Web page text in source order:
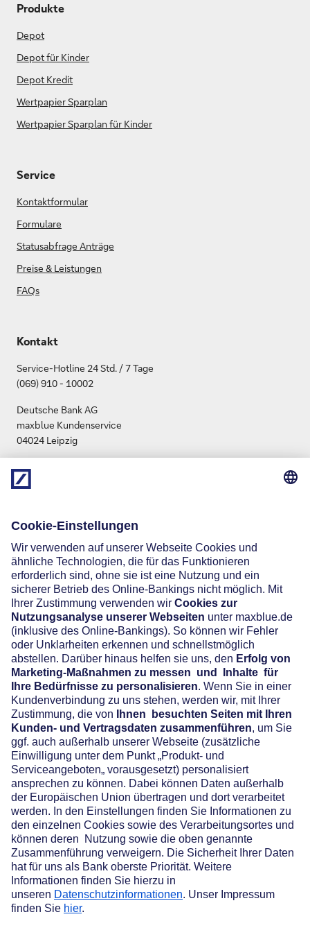
Produkte
Depot
Depot für Kinder
Depot Kredit
Wertpapier Sparplan
Wertpapier Sparplan für Kinder
Service
Kontaktformular
Formulare
Statusabfrage Anträge
Preise & Leistungen
FAQs
Kontakt
Service-Hotline 24 Std. / 7 Tage
(069) 910 - 10002
Deutsche Bank AG
maxblue Kundenservice
04024 Leipzig
info.maxblue@db.com
Social Media
Widerruf
Vertrag widerrufen
Über maxblue
AGB
Datenschutz
Cookie-Einstellungen
Nutzungsbedingungen
Impressum
Preis- und Leistungsverzeichnis